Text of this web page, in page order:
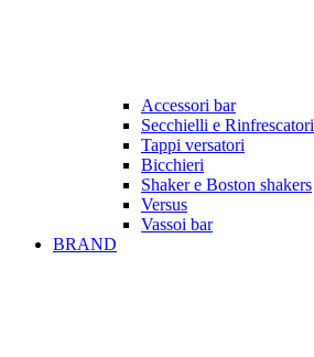
Accessori bar
Secchielli e Rinfrescatori
Tappi versatori
Bicchieri
Shaker e Boston shakers
Versus
Vassoi bar
BRAND